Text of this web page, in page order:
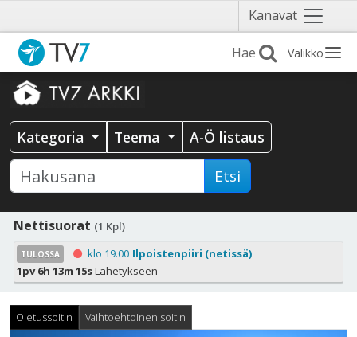
Kanavat Näytä
valikko
Valikko
Kategoria Teema A-Ö listaus
Etsi
Nettisuorat (1 Kpl)
TULOSSA klo 19.00 Ilpoistenpiiri (netissä)
1pv 6h 13m 14sLähetykseen
Oletussoitin Vaihtoehtoinen soitin